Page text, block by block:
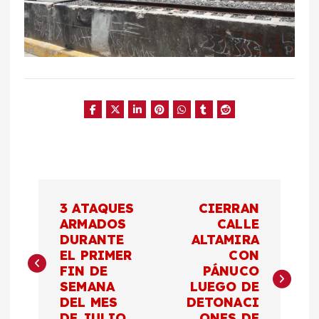
v
3 ATAQUES
ARMADOS
DURANTE
EL PRIMER
FIN DE
SEMANA
DEL MES
CIERRAN
CALLE
ALTAMIRA
CON
PÁNUCO
LUEGO DE
DETONACI